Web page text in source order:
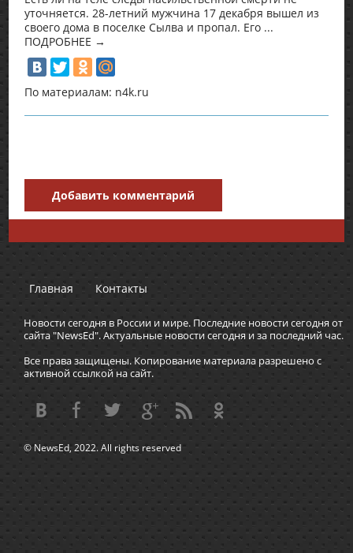
уточняется. 28-летний мужчина 17 декабря вышел из
своего дома в поселке Сылва и пропал. Его ...
ПОДРОБНЕЕ →
По материалам: n4k.ru
Добавить комментарий
Главная Контакты
Новости сегодня в России и мире. Последние новости сегодня от
сайта "NewsEd". Актуальные новости сегодня и за последний час.
Все права защищены. Копирование материала разрешено с
активной ссылкой на сайт.
© NewsEd, 2022. All rights reserved